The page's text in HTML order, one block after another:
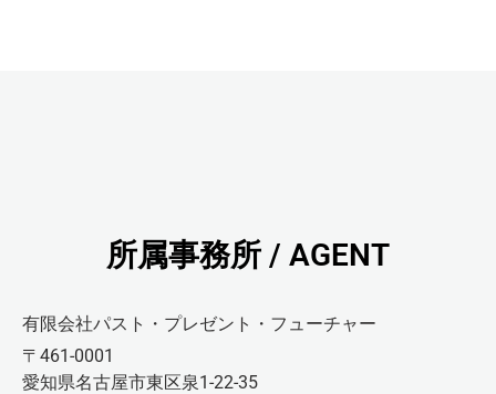
所属事務所 / AGENT
有限会社パスト・プレゼント・フューチャー
〒461-0001
愛知県名古屋市東区泉1-22-35